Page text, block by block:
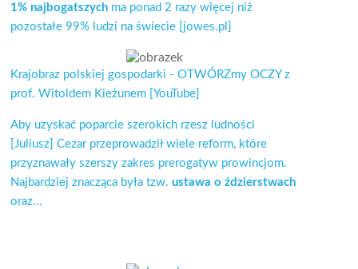
1% najbogatszych ma ponad 2 razy więcej niż
pozostałe 99% ludzi na świecie [jowes.pl]
Krajobraz polskiej gospodarki - OTWÓRZmy OCZY z
prof. Witoldem Kieżunem [YouTube]
Aby uzyskać poparcie szerokich rzesz ludności
[Juliusz] Cezar przeprowadził wiele reform, które
przyznawały szerszy zakres prerogatyw prowincjom.
Najbardziej znacząca była tzw.ustawa o ździerstwach
oraz...